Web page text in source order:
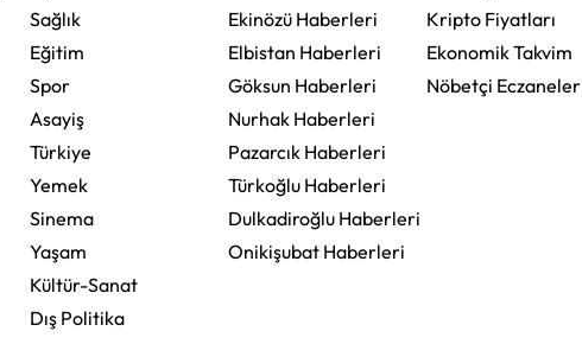
Sağlık
Eğitim
Spor
Asayiş
Türkiye
Yemek
Sinema
Yaşam
Kültür-Sanat
Dış Politika
Ekinözü Haberleri
Elbistan Haberleri
Göksun Haberleri
Nurhak Haberleri
Pazarcık Haberleri
Türkoğlu Haberleri
Dulkadiroğlu Haberleri
Onikişubat Haberleri
Kripto Fiyatları
Ekonomik Takvim
Nöbetçi Eczaneler